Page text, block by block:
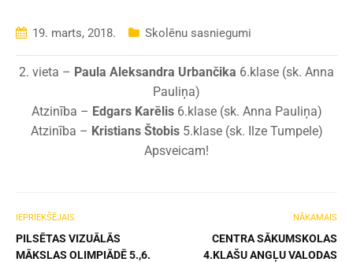
19. marts, 2018. Skolēnu sasniegumi
2. vieta – Paula Aleksandra Urbančika 6.klase (sk. Anna
Pauliņa)
Atzinība – Edgars Karēlis6.klase (sk. Anna Pauliņa)
Atzinība – Kristians Štobis5.klase (sk. Ilze Tumpele)
Apsveicam!
IEPRIEKŠĒJAIS
PILSĒTAS VIZUĀLĀS
MĀKSLAS OLIMPIĀDĒ 5.,6.
NĀKAMAIS
CENTRA SĀKUMSKOLAS
4.KLAŠU ANGĻU VALODAS